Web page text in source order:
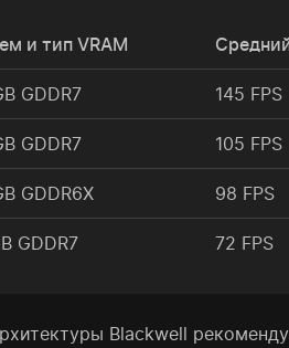
и тип VRAM
GDDR7 145 FPS
GDDR7 105 FPS
GDDR6X 98 FPS
GDDR7 72 FPS
Blackwell